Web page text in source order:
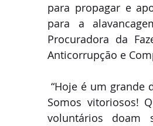
para propagar e
para a
Procuradora da
Anticorrupção e
“Hoje é um grande
Somos vitoriosos!
voluntários doam